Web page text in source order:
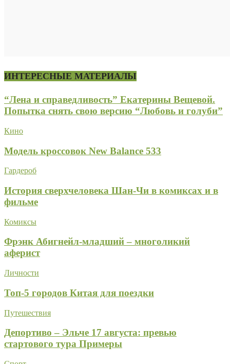
ИНТЕРЕСНЫЕ МАТЕРИАЛЫ
“Лена и справедливость” Екатерины Вещевой.
Попытка снять свою версию “Любовь и голуби”
Кино
Модель кроссовок New Balance 533
Гардероб
История сверхчеловека Шан-Чи в комиксах и в
фильме
Комиксы
Фрэнк Абигнейл-младший – многоликий
аферист
Личности
Топ-5 городов Китая для поездки
Путешествия
Депортиво – Эльче 17 августа: превью
стартового тура Примеры